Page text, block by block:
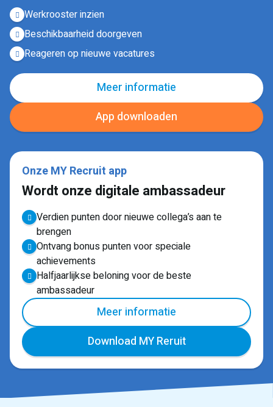
Werkrooster inzien
Beschikbaarheid doorgeven
Reageren op nieuwe vacatures
Meer informatie
App downloaden
Onze MY Recruit app
Wordt onze digitale ambassadeur
Verdien punten door nieuwe collega’s aan te
brengen
Ontvang bonus punten voor speciale
achievements
Halfjaarlijkse beloning voor de beste
ambassadeur
Meer informatie
Download MY Reruit